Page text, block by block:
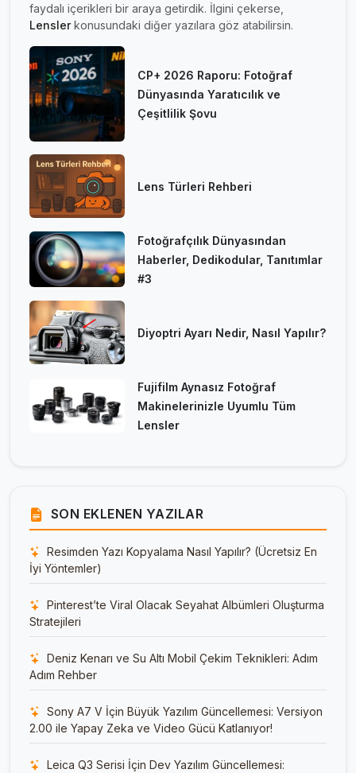
faydalı içerikleri bir araya getirdik. İlgini çekerse,
Lenslerkonusundaki diğer yazılara göz atabilirsin.
CP+ 2026 Raporu: Fotoğraf
Dünyasında Yaratıcılık ve
Çeşitlilik Şovu
Lens Türleri Rehberi
Fotoğrafçılık Dünyasından
Haberler, Dedikodular, Tanıtımlar
#3
Diyoptri Ayarı Nedir, Nasıl Yapılır?
Fujifilm Aynasız Fotoğraf
Makinelerinizle Uyumlu Tüm
Lensler
SON EKLENEN YAZILAR
Resimden Yazı Kopyalama Nasıl Yapılır? (Ücretsiz En
İyi Yöntemler)
Pinterest’te Viral Olacak Seyahat Albümleri Oluşturma
Stratejileri
Deniz Kenarı ve Su Altı Mobil Çekim Teknikleri: Adım
Adım Rehber
Sony A7 V İçin Büyük Yazılım Güncellemesi: Versiyon
2.00 ile Yapay Zeka ve Video Gücü Katlanıyor!
Leica Q3 Serisi İçin Dev Yazılım Güncellemesi: